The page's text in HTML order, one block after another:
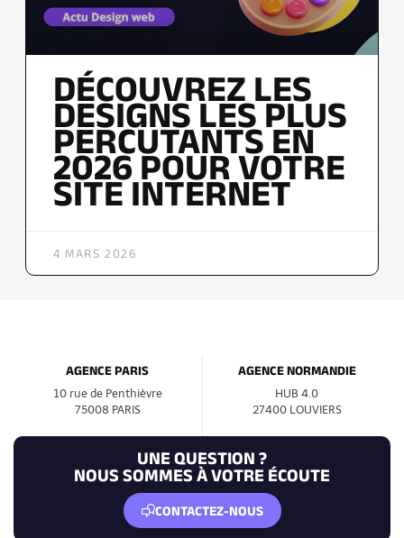
DÉCOUVREZ LES
DESIGNS LES PLUS
PERCUTANTS EN
2026 POUR VOTRE
SITE INTERNET
4 MARS 2026
AGENCE PARIS
10 rue de Penthièvre
75008 PARIS
AGENCE NORMANDIE
HUB 4.0
27400 LOUVIERS
UNE QUESTION ?
NOUS SOMMES À VOTRE ÉCOUTE
CONTACTEZ-NOUS